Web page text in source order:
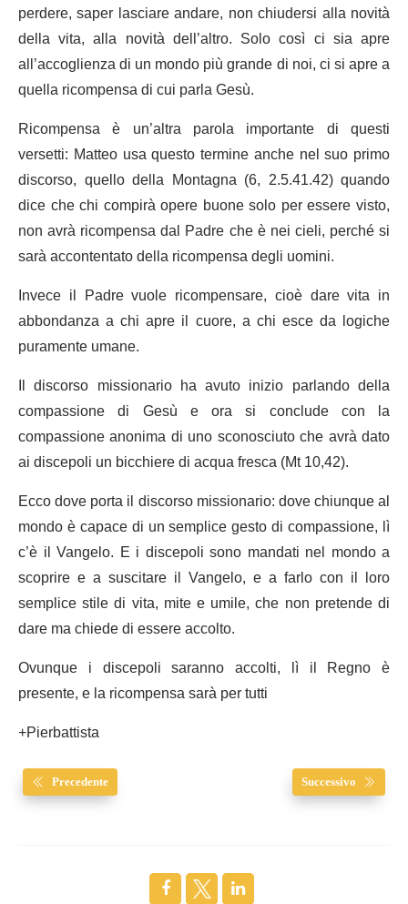
perdere, saper lasciare andare, non chiudersi alla novità
della vita, alla novità dell’altro. Solo così ci sia apre
all’accoglienza di un mondo più grande di noi, ci si apre a
quella ricompensa di cui parla Gesù.
Ricompensa è un’altra parola importante di questi
versetti: Matteo usa questo termine anche nel suo primo
discorso, quello della Montagna (6, 2.5.41.42) quando
dice che chi compirà opere buone solo per essere visto,
non avrà ricompensa dal Padre che è nei cieli, perché si
sarà accontentato della ricompensa degli uomini.
Invece il Padre vuole ricompensare, cioè dare vita in
abbondanza a chi apre il cuore, a chi esce da logiche
puramente umane.
Il discorso missionario ha avuto inizio parlando della
compassione di Gesù e ora si conclude con la
compassione anonima di uno sconosciuto che avrà dato
ai discepoli un bicchiere di acqua fresca (Mt 10,42).
Ecco dove porta il discorso missionario: dove chiunque al
mondo è capace di un semplice gesto di compassione, lì
c’è il Vangelo. E i discepoli sono mandati nel mondo a
scoprire e a suscitare il Vangelo, e a farlo con il loro
semplice stile di vita, mite e umile, che non pretende di
dare ma chiede di essere accolto.
Ovunque i discepoli saranno accolti, lì il Regno è
presente, e la ricompensa sarà per tutti
+Pierbattista
Precedente Successivo